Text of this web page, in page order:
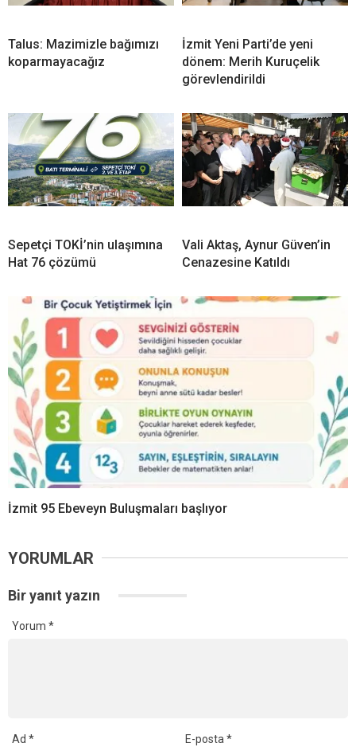
Talus: Mazimizle bağımızı
koparmayacağız
İzmit Yeni Parti’de yeni
dönem: Merih Kuruçelik
görevlendirildi
Sepetçi TOKİ’nin ulaşımına
Hat 76 çözümü
Vali Aktaş, Aynur Güven’in
Cenazesine Katıldı
İzmit 95 Ebeveyn Buluşmaları başlıyor
YORUMLAR
Bir yanıt yazın
Yorum *
Ad * E-posta*